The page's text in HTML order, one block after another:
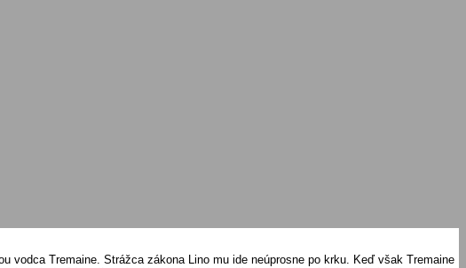
Tremaine. Strážca zákona Lino mu ide neúprosne po krku. Keď však Tremaine